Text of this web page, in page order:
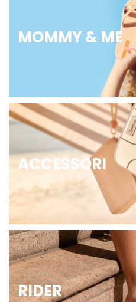
MOMMY & ME
ACCESSORI
RIDER